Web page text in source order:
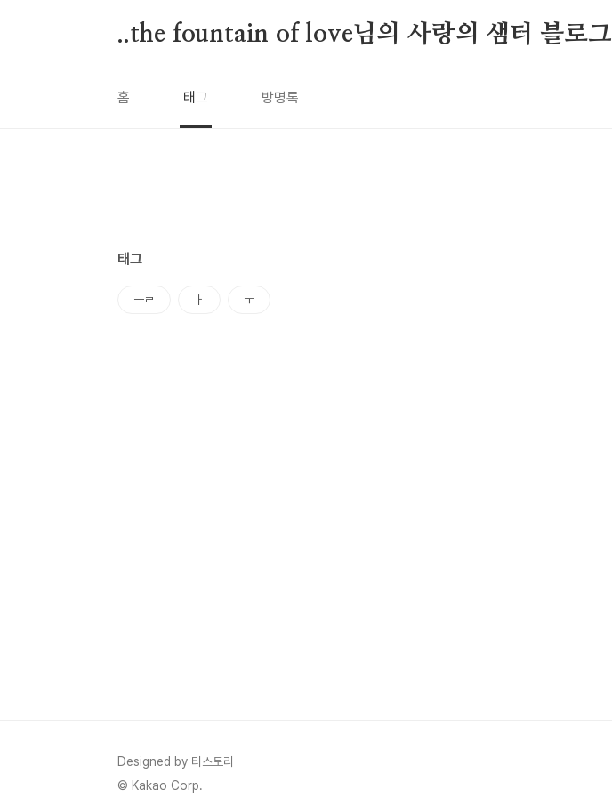
..the fountain of love님의 사랑의 샘터 블로그
홈 태그 방명록
태그
ㅡㄹ ㅏ ㅜ
Designed by 티스토리
© Kakao Corp.